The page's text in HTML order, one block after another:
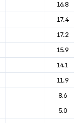
16.8
17.4
17.2
15.9
14.1
11.9
8.6
5.0